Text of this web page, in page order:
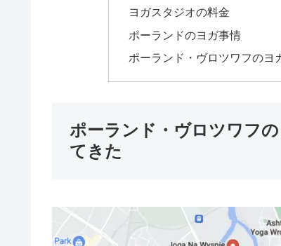
ヨガスタジオの料金
ポーランドのヨガ事情
ポーランド・ヴロツワフのヨ
ポーランド・ヴロツワフ
てきた